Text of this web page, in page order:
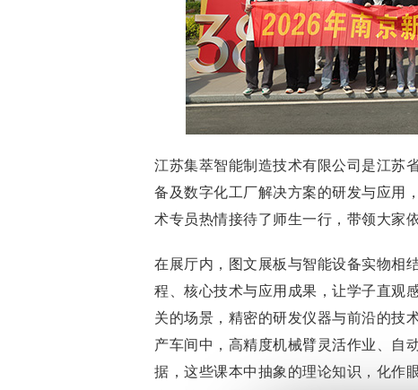
江苏集萃智能制造技术有限公司是江苏
备及数字化工厂解决方案的研发与应用
术专员热情接待了师生一行，带领大家
在展厅内，图文展板与智能设备实物相
程、核心技术与应用成果，让学子直观
关的场景，精密的研发仪器与前沿的技
产车间中，高精度机械臂灵活作业、自
据，这些课本中抽象的理论知识，化作